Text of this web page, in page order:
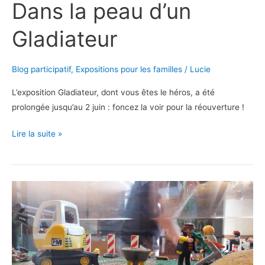
Dans la peau d’un
Gladiateur
Blog participatif, Expositions pour les familles / Lucie
L’exposition Gladiateur, dont vous êtes le héros, a été
prolongée jusqu’au 2 juin : foncez la voir pour la réouverture !
Dans
peau
Gladiateur
Lire la suite »